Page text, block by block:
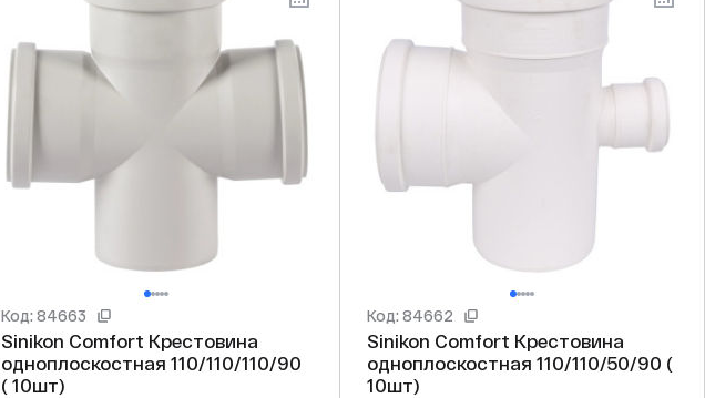
Код: 84663
Sinikon Comfort Крестовина
одноплоскостная 110/110/110/90
( 10шт)
Код: 84662
Sinikon Comfort Крестовина
одноплоскостная 110/110/50/90 (
10шт)